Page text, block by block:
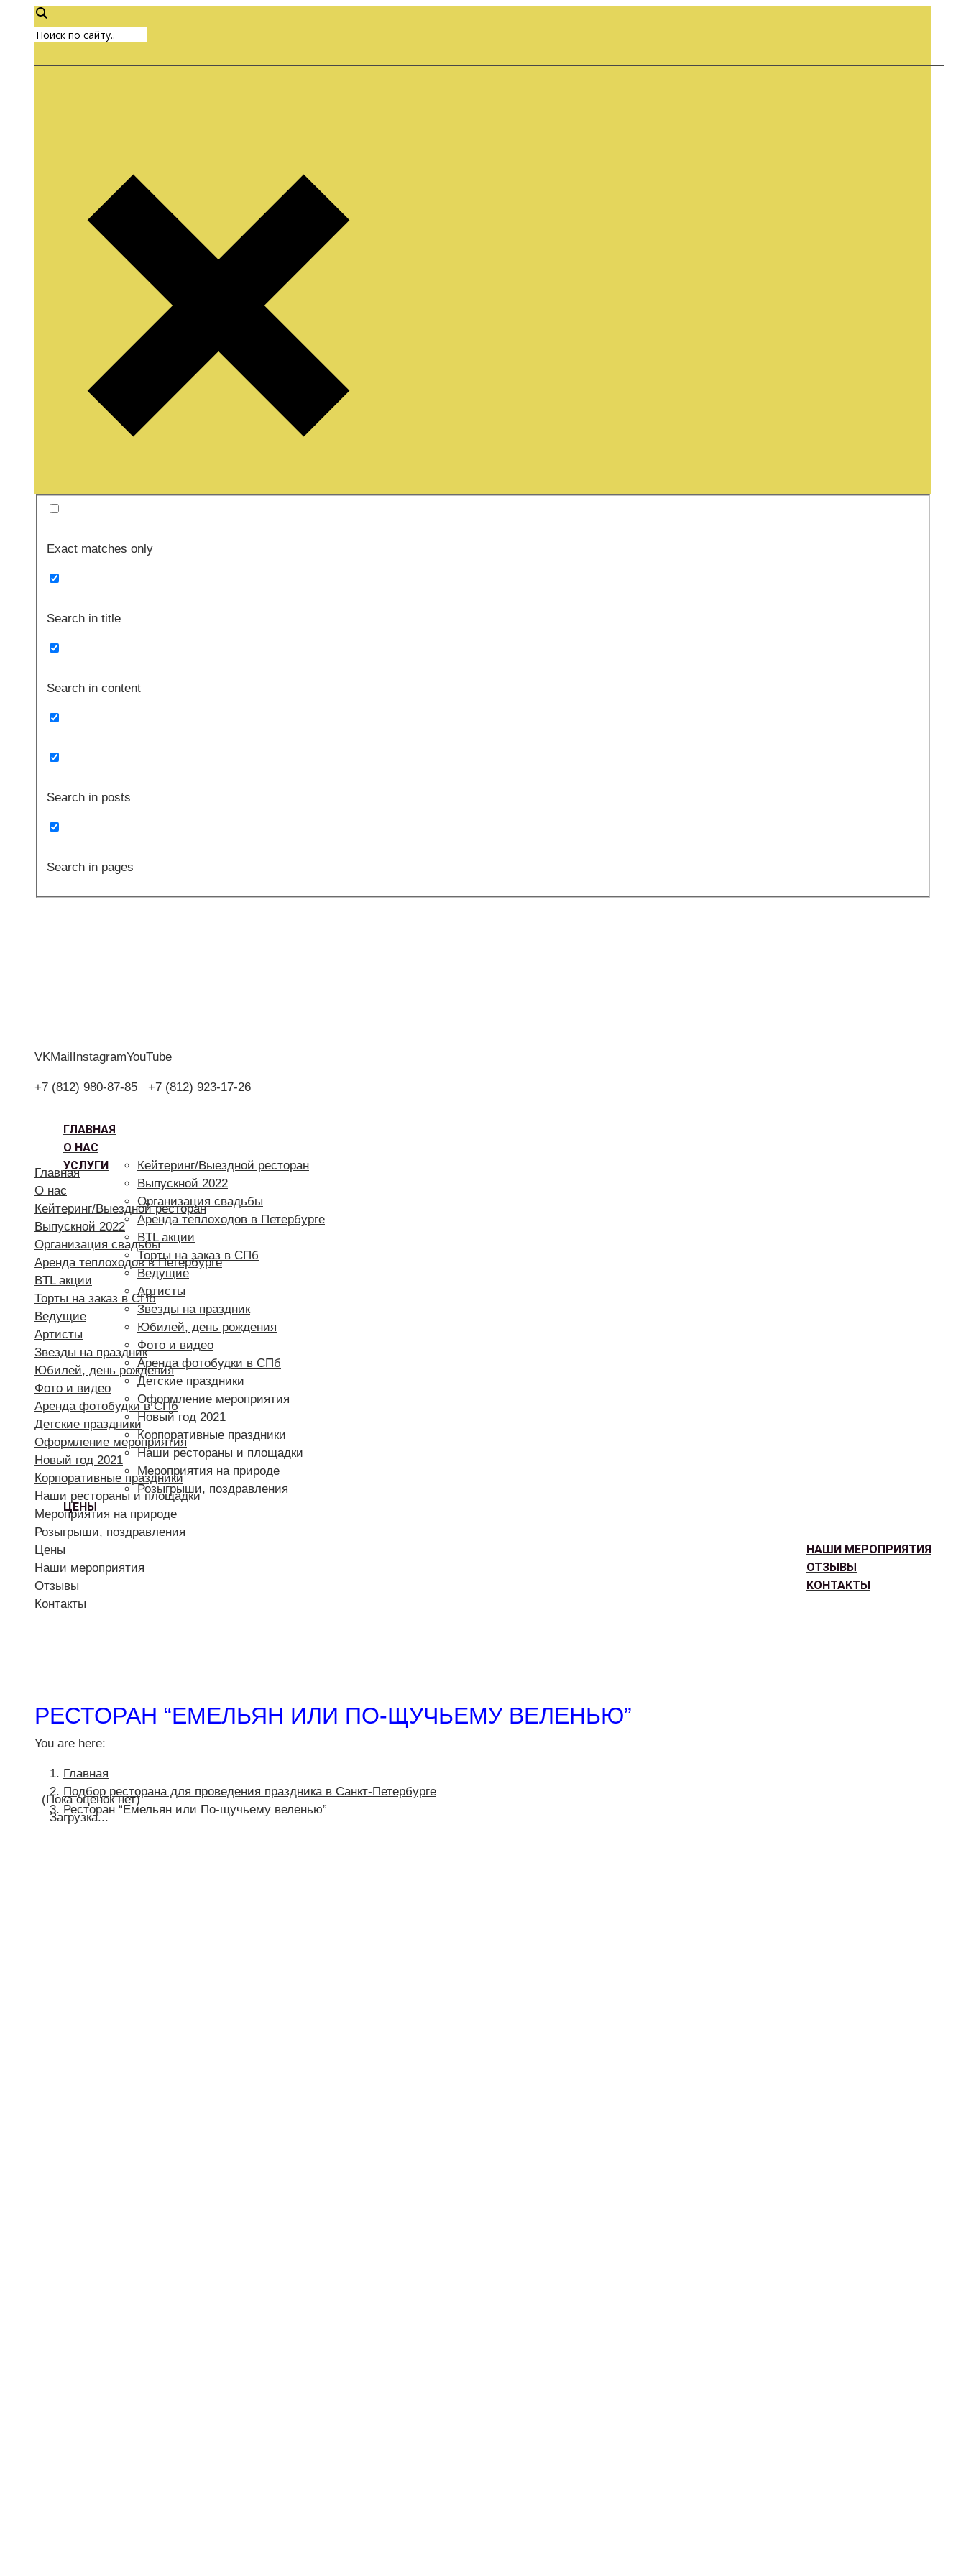
Exact matches only
Search in title
Search in content
Search in posts
Search in pages
VKMailInstagramYouTube
+7 (812) 980-87-85 +7 (812) 923-17-26
ГЛАВНАЯ
О НАС
УСЛУГИ
Кейтеринг/Выездной ресторан
Выпускной 2022
Организация свадьбы
Аренда теплоходов в Петербурге
BTL акции
Торты на заказ в СПб
Ведущие
Артисты
Звезды на праздник
Юбилей, день рождения
Фото и видео
Аренда фотобудки в СПб
Детские праздники
Оформление мероприятия
Новый год 2021
Корпоративные праздники
Наши рестораны и площадки
Мероприятия на природе
Розыгрыши, поздравления
ЦЕНЫ
НАШИ МЕРОПРИЯТИЯ
ОТЗЫВЫ
КОНТАКТЫ
Главная
О нас
Кейтеринг/Выездной ресторан
Выпускной 2022
Организация свадьбы
Аренда теплоходов в Петербурге
BTL акции
Торты на заказ в СПб
Ведущие
Артисты
Звезды на праздник
Юбилей, день рождения
Фото и видео
Аренда фотобудки в СПб
Детские праздники
Оформление мероприятия
Новый год 2021
Корпоративные праздники
Наши рестораны и площадки
Мероприятия на природе
Розыгрыши, поздравления
Цены
Наши мероприятия
Отзывы
Контакты
РЕСТОРАН “ЕМЕЛЬЯН ИЛИ ПО-ЩУЧЬЕМУ ВЕЛЕНЬЮ”
You are here:
Главная
Подбор ресторана для проведения праздника в Санкт-Петербурге
Ресторан “Емельян или По-щучьему веленью”
(Пока оценок нет)
Загрузка...